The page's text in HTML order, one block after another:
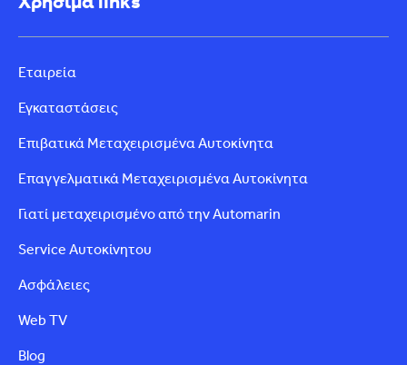
Εταιρεία
Εγκαταστάσεις
Επιβατικά Μεταχειρισμένα Αυτοκίνητα
Επαγγελματικά Μεταχειρισμένα Αυτοκίνητα
Γιατί μεταχειρισμένο από την Automarin
Service Αυτοκίνητου
Ασφάλειες
Web TV
Blog